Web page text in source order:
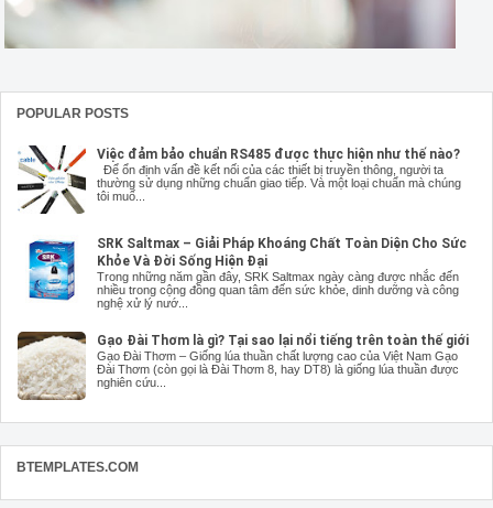
POPULAR POSTS
Việc đảm bảo chuẩn RS485 được thực hiện như thế nào?
Để ổn định vấn đề kết nối của các thiết bị truyền thông, người ta
thường sử dụng những chuẩn giao tiếp. Và một loại chuẩn mà chúng
tôi muố...
SRK Saltmax – Giải Pháp Khoáng Chất Toàn Diện Cho Sức
Khỏe Và Đời Sống Hiện Đại
Trong những năm gần đây, SRK Saltmax ngày càng được nhắc đến
nhiều trong cộng đồng quan tâm đến sức khỏe, dinh dưỡng và công
nghệ xử lý nướ...
Gạo Đài Thơm là gì? Tại sao lại nổi tiếng trên toàn thế giới
Gạo Đài Thơm – Giống lúa thuần chất lượng cao của Việt Nam Gạo
Đài Thơm (còn gọi là Đài Thơm 8, hay DT8) là giống lúa thuần được
nghiên cứu...
BTEMPLATES.COM